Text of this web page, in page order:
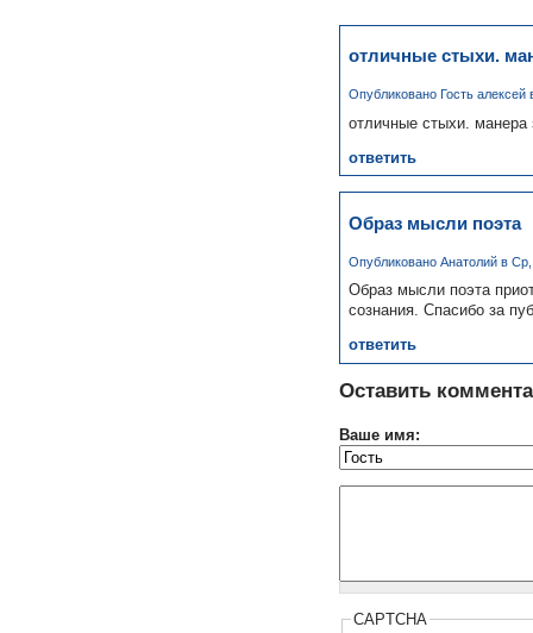
отличные стыхи.
Опубликовано Гость
отличные стыхи. манера
ответить
Образ мысли поэта
Опубликовано Анатолий в
Образ мысли поэта
сознания. Спасибо за
ответить
Оставить
Ваше имя:
CAPTCHA